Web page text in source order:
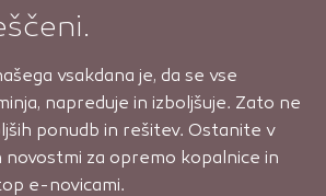
vsakdana je, da se vse
napreduje in izboljšuje. Zato ne
ponudb in rešitev. Ostanite v
za opremo kopalnice in
e-novicami.